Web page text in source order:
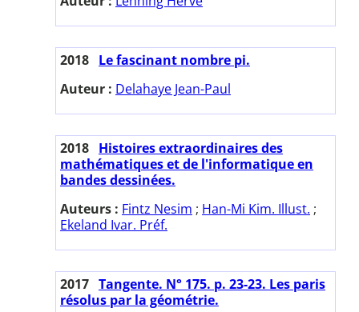
2018 Le fascinant nombre pi.
Auteur : Delahaye Jean-Paul
2018 Histoires extraordinaires des
mathématiques et de l'informatique en
bandes dessinées.
Auteurs : Fintz Nesim ; Han-Mi Kim. Illust. ;
Ekeland Ivar. Préf.
2017 Tangente. N° 175. p. 23-23. Les paris
résolus par la géométrie.